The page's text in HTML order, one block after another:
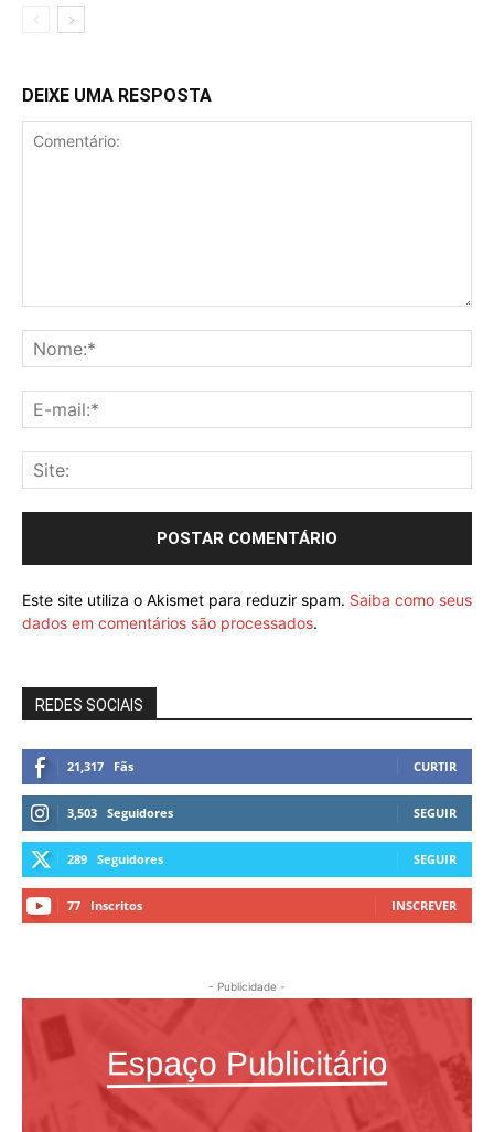
DEIXE UMA RESPOSTA
Este site utiliza o Akismet para reduzir spam. Saiba como seus
dados em comentários são processados.
REDES SOCIAIS
21,317 Fãs CURTIR
3,503 Seguidores SEGUIR
289 Seguidores SEGUIR
77 Inscritos INSCREVER
- Publicidade -